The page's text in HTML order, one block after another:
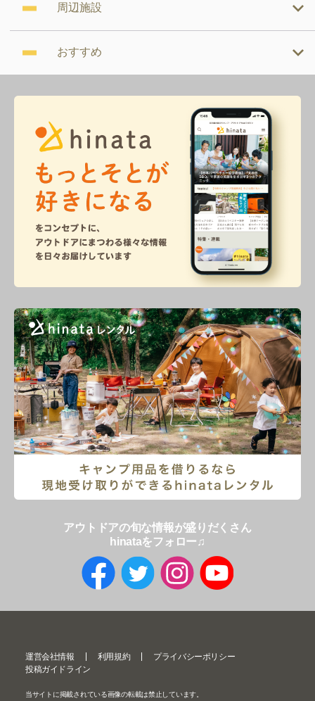
周辺施設
おすすめ
アウトドアの旬な情報が盛りだくさん
hinataをフォロー♫
運営会社情報 利用規約
プライバシーポリシー
投稿ガイドライン
当サイトに掲載されている画像の転載は禁止しています。